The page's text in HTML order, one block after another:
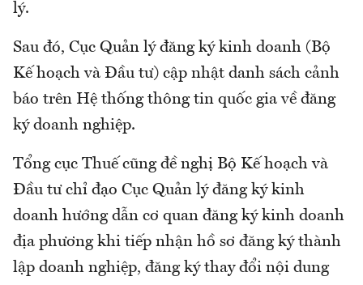
lý.
Sau đó, Cục Quản lý đăng ký kinh doanh (Bộ
Kế hoạch và Đầu tư) cập nhật danh sách cảnh
báo trên Hệ thống thông tin quốc gia về đăng
ký doanh nghiệp.
Tổng cục Thuế cũng đề nghị Bộ Kế hoạch và
Đầu tư chỉ đạo Cục Quản lý đăng ký kinh
doanh hướng dẫn cơ quan đăng ký kinh doanh
địa phương khi tiếp nhận hồ sơ đăng ký thành
lập doanh nghiệp, đăng ký thay đổi nội dung